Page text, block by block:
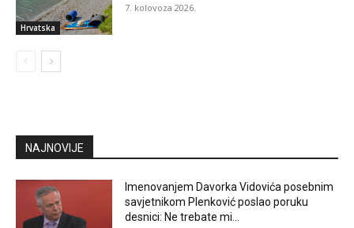
Hrvatska
7. kolovoza 2026.
NAJNOVIJE
Imenovanjem Davorka Vidovića posebnim
savjetnikom Plenković poslao poruku
desnici: Ne trebate mi…